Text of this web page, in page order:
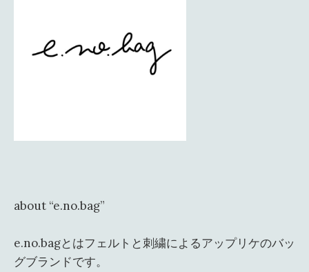
about “e.no.bag”
e.no.bagとはフェルトと刺繍によるアップリケのバッ
グブランドです。